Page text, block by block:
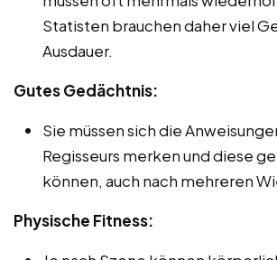
Statisten brauchen daher viel
Ausdauer.
Gutes Gedächtnis:
Sie müssen sich die
Regisseurs merken und diese
können, auch nach mehreren
Physische Fitness: